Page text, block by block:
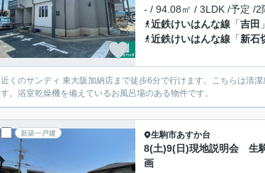
- / 94.08㎡ / 3LDK /予定 /2
近鉄けいはんな線 「吉田
近鉄けいはんな線 「新石
近くのサンディ 東大阪加納店まで徒歩6分で行けます。こちらは清
す。浴室乾燥機を備えているお風呂場のある物件です。
新築一戸建 生駒市あすか台
8(土)9(日)現地説明会 生
画